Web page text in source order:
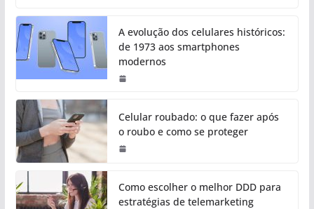
A evolução dos celulares históricos:
de 1973 aos smartphones
modernos
Celular roubado: o que fazer após
o roubo e como se proteger
Como escolher o melhor DDD para
estratégias de telemarketing